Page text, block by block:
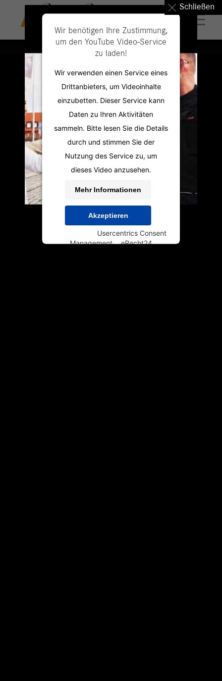
Schließen
Wir benötigen Ihre Zustimmung,
um den YouTube Video-Service
zu laden!
Wir verwenden einen Service eines
Drittanbieters, um Videoinhalte
einzubetten. Dieser Service kann
Daten zu Ihren Aktivitäten
sammeln. Bitte lesen Sie die Details
durch und stimmen Sie der
Nutzung des Service zu, um
dieses Video anzusehen.
Mehr Informationen
Akzeptieren
Usercentrics Consent
Management&eRecht24